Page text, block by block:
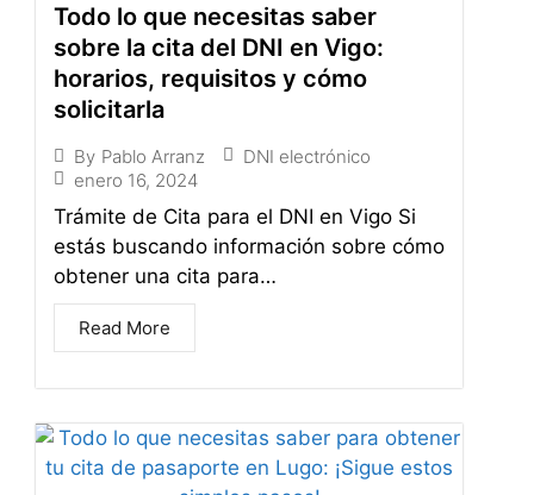
Todo lo que necesitas saber
sobre la cita del DNI en Vigo:
horarios, requisitos y cómo
solicitarla
By Pablo Arranz
DNI electrónico
enero 16, 2024
Trámite de Cita para el DNI en Vigo Si
estás buscando información sobre cómo
obtener una cita para…
Read More